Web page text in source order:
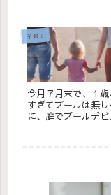
子育て
今月７月末で、１
すぎてプールは無
に、庭でプールデ